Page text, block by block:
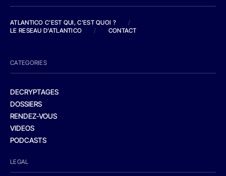
ATLANTICO C'EST QUI, C'EST QUOI ?
/
LE RESEAU D'ATLANTICO
/ CONTACT
CATEGORIES
DECRYPTAGES
DOSSIERS
RENDEZ-VOUS
VIDEOS
PODCASTS
LEGAL